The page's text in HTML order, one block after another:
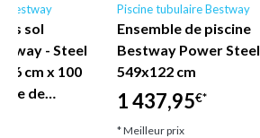
Bestway
sol
- Steel
cm x 100
de…
Piscine tubulaire Bestway
Ensemble de piscine
Bestway Power Steel
549x122 cm
1 437,95€*
* Meilleur prix